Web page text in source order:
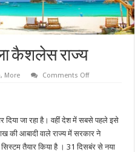
कैशलेस राज्य
, More Comments Offon
पहला
कैशलेस
राज्य
दिया जा रहा है। वहीं देश में सबसे पहले इसे
की आबादी वाले राज्य में सरकार ने
तैयार किया है । 31 दिसबंर से नया